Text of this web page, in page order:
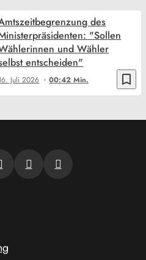
bookmark_border
Juli 2026 00:42 Min.
des
"Sollen
und Wähler
entscheiden"